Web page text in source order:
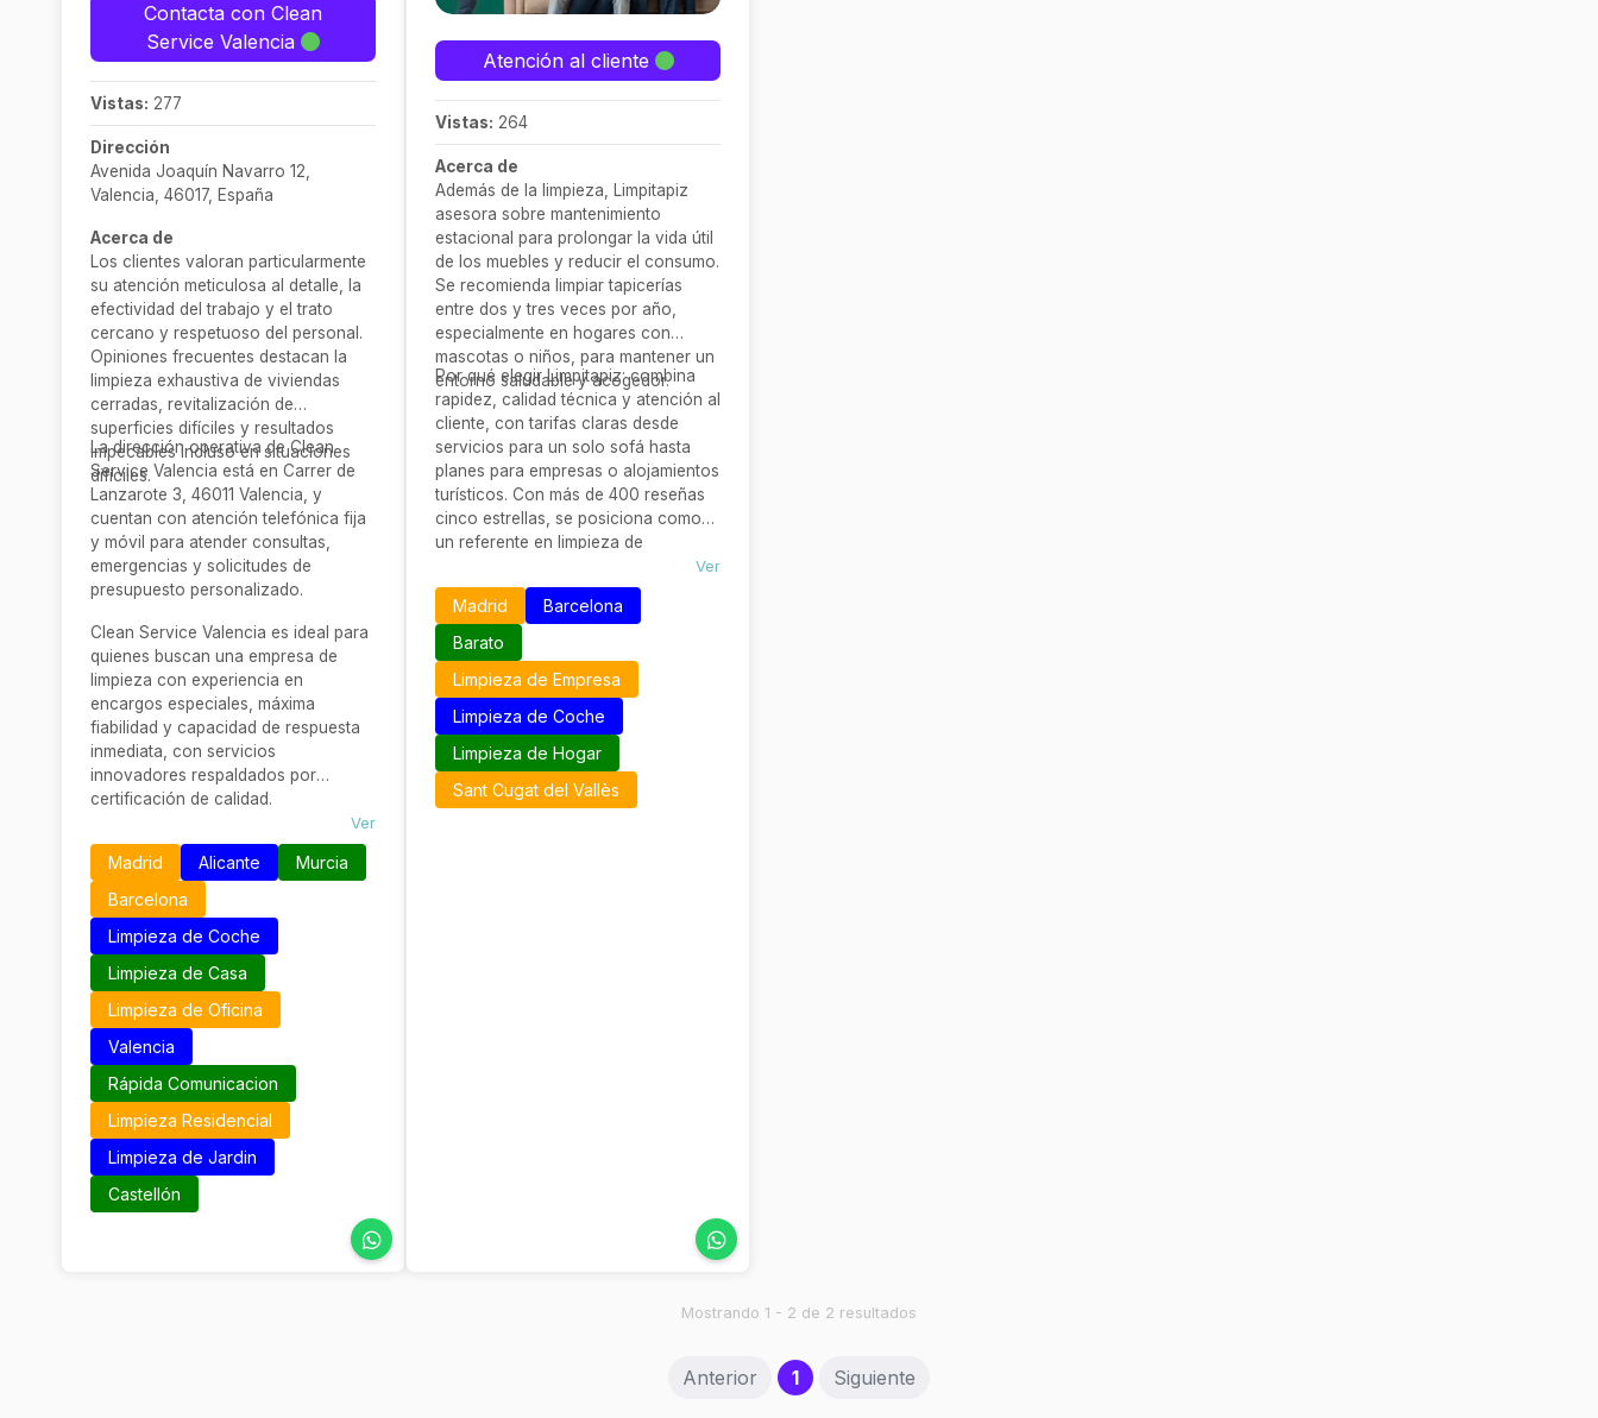
Contacta con Clean
Service Valencia
Vistas: 277
Dirección
Avenida Joaquín Navarro 12,
Valencia, 46017, España
Acerca de
Los clientes valoran particularmente
su atención meticulosa al detalle, la
efectividad del trabajo y el trato
cercano y respetuoso del personal.
Opiniones frecuentes destacan la
limpieza exhaustiva de viviendas
cerradas, revitalización de
superficies difíciles y resultados
impecables incluso en situaciones
difíciles.
La dirección operativa de Clean
Service Valencia está en Carrer de
Lanzarote 3, 46011 Valencia, y
cuentan con atención telefónica fija
y móvil para atender consultas,
emergencias y solicitudes de
presupuesto personalizado.
Clean Service Valencia es ideal para
quienes buscan una empresa de
limpieza con experiencia en
encargos especiales, máxima
fiabilidad y capacidad de respuesta
inmediata, con servicios
innovadores respaldados por
certificación de calidad.
Ver
Madrid Alicante
Murcia
Barcelona
Limpieza de Coche
Limpieza de Casa
Limpieza de Oficina
Valencia
Rápida Comunicacion
Limpieza Residencial
Limpieza de Jardin
Castellón
Atención al cliente
Vistas: 264
Acerca de
Además de la limpieza, Limpitapiz
asesora sobre mantenimiento
estacional para prolongar la vida útil
de los muebles y reducir el consumo.
Se recomienda limpiar tapicerías
entre dos y tres veces por año,
especialmente en hogares con
mascotas o niños, para mantener un
entorno saludable y acogedor.
Por qué elegir Limpitapiz: combina
rapidez, calidad técnica y atención al
cliente, con tarifas claras desde
servicios para un solo sofá hasta
planes para empresas o alojamientos
turísticos. Con más de 400 reseñas
cinco estrellas, se posiciona como
un referente en limpieza de
Ver
Madrid
Barcelona
Barato
Limpieza de Empresa
Limpieza de Coche
Limpieza de Hogar
Sant Cugat del Vallès
Mostrando 1 - 2 de 2 resultados
Anterior 1(current)
Siguiente